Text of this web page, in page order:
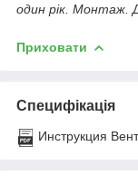
один рік. Монтаж.
Приховати
Специфікація
Инструкция